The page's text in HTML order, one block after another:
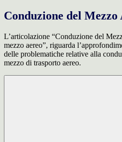
Conduzione del
L’articolazione “Conduzione del
mezzo aereo”, riguarda
delle problematiche relative alla
mezzo di trasporto aereo.